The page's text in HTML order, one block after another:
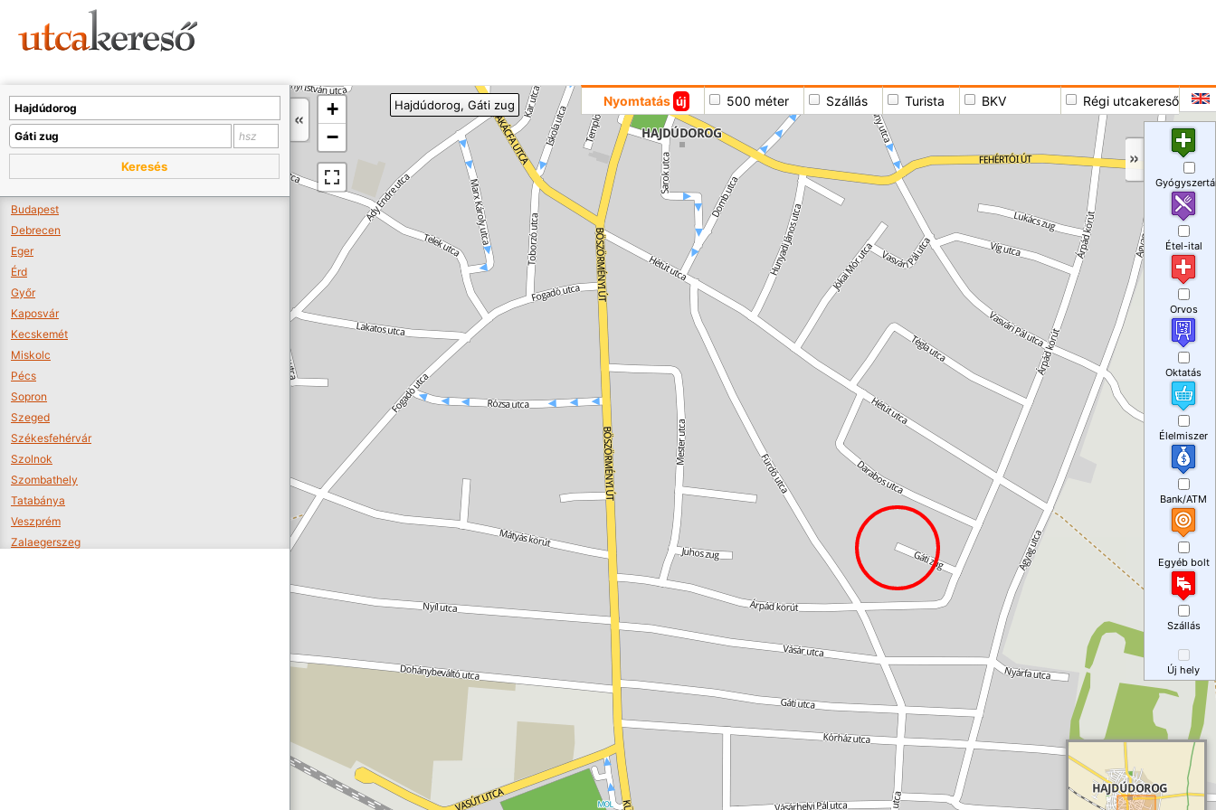
+
−
Nyomtatás új 500 méter Szállás Turista BKV Régi utcakereső
Hajdúdorog, Gáti zug
Keresés
Budapest
Debrecen
Eger
Érd
Győr
Kaposvár
Kecskemét
Miskolc
Pécs
Sopron
Szeged
Székesfehérvár
Szolnok
Szombathely
Tatabánya
Veszprém
Zalaegerszeg
Étel-ital
Orvos
Oktatás
Élelmiszer
Bank/ATM
Egyéb bolt
Szállás
Új hely
A térképet kicsinyíteni kell, hogy látszódjanak a boltok.
Boltok látszódjanak >>